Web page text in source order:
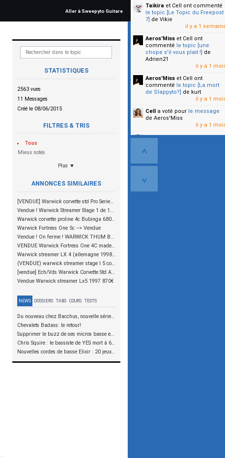
Aller à Sweepyto Guitare
STATISTIQUES
2563 vues
11 Messages
Créé le 08/06/2015
FILTRES & TRIS
Tous
Mieux notés
Plus ▼
ANNONCES SIMILAIRES
[VENDUE] Warwick corvette std Pro Series 4 cordes
Vendue ! Warwick Streamer Stage 1 de 1987 !
Warwick corvette proline 4c Bubinga 680€ --- VENDUE
Warwick Fortress One 5c --> Vendue
Vendue ! On ferme ! WARWICK THUM BOLT ON 5 CORDES (A.M. 1997)
VENDUE Warwick Fortress One 4C made in Germany
Warwick streamer LX 4 (allemagne 1998) ---VENDUE---
(VENDUE) warwick streamer stage I 5 cordes mapple flamed - 1000€
[vendue] Ech/Vds Warwick Corvette Std Ash active MIG 2007
Vendue Warwick streamer Lx5 1997 870€
NEWS DOSSIERS TABS COURS TESTS
Du nouveau chez Bacchus, nouvelle série SCD
Chevalets Badass: le retour!
Supprimer le buzz de ses micros basse en reliant les aimants à la masse
Chris Squire : le bassiste de YES mort à 67 ans
Nouvelles cordes de basse Elixir : 20 jeux à tester !
Taikira et Cell ont commenté
le topic [Le Topic du Freepost
7] de Vikie
il y a 1
Aeros'Miss et Cell ont
commenté le topic [une
chope s'il vous plait !] de
Adrien21
il y a 1
Aeros'Miss et Cell ont
commenté le topic [La mort
de Slappyto?] de kurt
il y a 1
Cell a voté pour le message
de Aeros'Miss
il y a 1
Cella voté pourle message